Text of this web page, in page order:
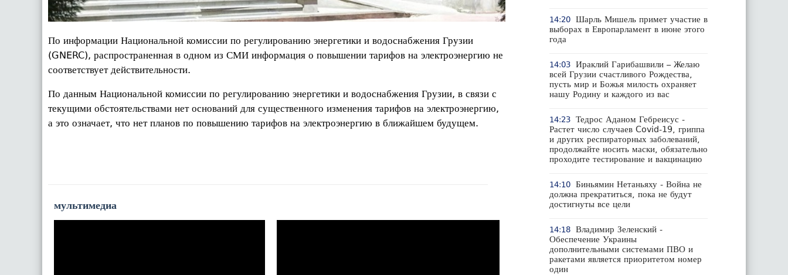
По информации Национальной комиссии по регулированию энергетики и водоснабжения Грузии
(GNERC), распространенная в одном из СМИ информация о повышении тарифов на электроэнергию не
соответствует действительности.
По данным Национальной комиссии по регулированию энергетики и водоснабжения Грузии, в связи с
текущими обстоятельствами нет оснований для существенного изменения тарифов на электроэнергию,
а это означает, что нет планов по повышению тарифов на электроэнергию в ближайшем будущем.
мультимедиа
14:20 Шарль Мишель примет участие в
выборах в Европарламент в июне этого
года
14:03 Ираклий Гарибашвили – Желаю
всей Грузии счастливого Рождества,
пусть мир и Божья милость охраняет
нашу Родину и каждого из вас
14:23 Тедрос Аданом Гебреисус -
Растет число случаев Covid-19, гриппа
и других респираторных заболеваний,
продолжайте носить маски, обязательно
проходите тестирование и вакцинацию
14:10 Биньямин Нетаньяху - Война не
должна прекратиться, пока не будут
достигнуты все цели
14:18 Владимир Зеленский -
Обеспечение Украины
дополнительными системами ПВО и
ракетами является приоритетом номер
один